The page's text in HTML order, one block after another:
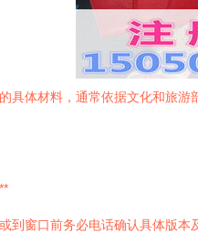
具体材料，通常依据文化和旅
窗口前务必电话确认具体版本